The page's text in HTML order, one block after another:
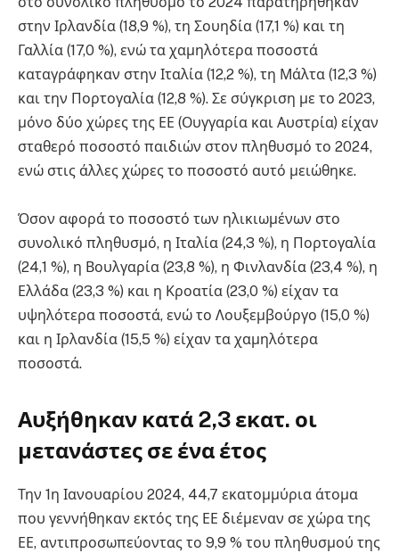
στην Ιρλανδία (18,9 %), τη Σουηδία (17,1 %) και τη
Γαλλία (17,0 %), ενώ τα χαμηλότερα ποσοστά
καταγράφηκαν στην Ιταλία (12,2 %), τη Μάλτα (12,3 %)
και την Πορτογαλία (12,8 %). Σε σύγκριση με το 2023,
μόνο δύο χώρες της ΕΕ (Ουγγαρία και Αυστρία) είχαν
σταθερό ποσοστό παιδιών στον πληθυσμό το 2024,
ενώ στις άλλες χώρες το ποσοστό αυτό μειώθηκε.
Όσον αφορά το ποσοστό των ηλικιωμένων στο
συνολικό πληθυσμό, η Ιταλία (24,3 %), η Πορτογαλία
(24,1 %), η Βουλγαρία (23,8 %), η Φινλανδία (23,4 %), η
Ελλάδα (23,3 %) και η Κροατία (23,0 %) είχαν τα
υψηλότερα ποσοστά, ενώ το Λουξεμβούργο (15,0 %)
και η Ιρλανδία (15,5 %) είχαν τα χαμηλότερα
ποσοστά.
Αυξήθηκαν κατά 2,3 εκατ. οι
μετανάστες σε ένα έτος
Την 1η Ιανουαρίου 2024, 44,7 εκατομμύρια άτομα
που γεννήθηκαν εκτός της ΕΕ διέμεναν σε χώρα της
ΕΕ, αντιπροσωπεύοντας το 9,9 % του πληθυσμού της